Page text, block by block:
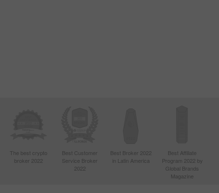
The best crypto
broker 2022
Best Customer
Service Broker
2022
Best Broker 2022
in Latin America
Best Affiliate
Program 2022 by
Global Brands
Magazine